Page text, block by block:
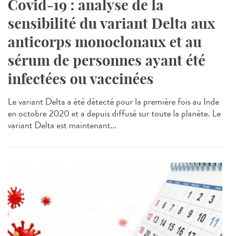
Covid-19 : analyse de la
sensibilité du variant Delta aux
anticorps monoclonaux et au
sérum de personnes ayant été
infectées ou vaccinées
Le variant Delta a été détecté pour la première fois au Inde
en octobre 2020 et a depuis diffusé sur toute la planète. Le
variant Delta est maintenant...